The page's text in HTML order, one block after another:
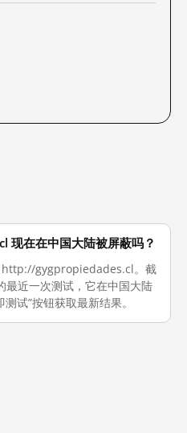
在在中国大陆被屏蔽吗？
http://gygpropiedades.cl。截
近一次测试，它在中国大陆
试”按钮获取最新结果。